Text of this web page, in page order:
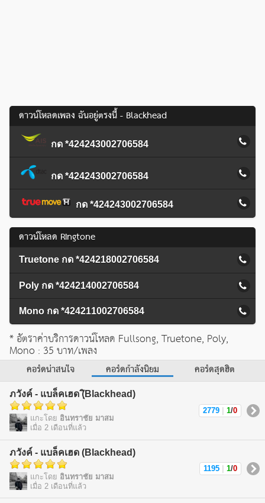
ดาวน์โหลดเพลง ฉันอยู่ตรงนี้ - Blackhead
กด *424243002706584
กด *424243002706584
กด *424243002706584
ดาวน์โหลด Ringtone
Truetone กด *424218002706584
Poly กด *424214002706584
Mono กด *424211002706584
* อัตราค่าบริการดาวน์โหลด Fullsong, Truetone, Poly,
Mono : 35 บาท/เพลง
คอร์ดน่าสนใจ คอร์ดกำลังนิยม คอร์ดสุดฮิต
ภวังค์ - แบล็คเฮด (ฺิBlackhead)
แกะโดย อินทราชัย มาสม
เมื่อ 2 เดือนที่แล้ว
2779 1/0
ภวังค์ - แบล็คเฮด (Blackhead)
แกะโดย อินทราชัย มาสม
เมื่อ 2 เดือนที่แล้ว
1195 1/0